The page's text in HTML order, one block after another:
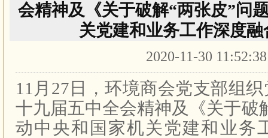
会精神及《关于破解“两张皮”问
关党建和业务工作深度
2020-11-30
11月27日，环境商会党支部组
十九届五中全会精神及《关于破
动中央和国家机关党建和业务